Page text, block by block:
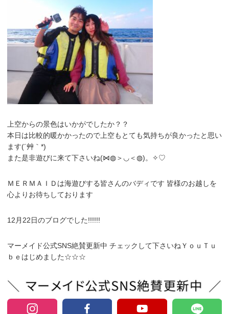
上空からの景色はいかがでしたか？？
本日は比較的暖かかったので上空もとても気持ちが良かったと思い
ます(´艸｀*)
また是非遊びに来て下さいね(⋈◍＞◡＜◍)。✧♡
ＭＥＲＭＡＩＤは海遊びする皆さんのバディです 皆様のお越しを
心よりお待ちしております
12月22日のブログでした!!!!!!
マーメイド公式SNS絶賛更新中 チェックして下さいねＹｏｕＴｕ
ｂｅはじめました☆☆☆